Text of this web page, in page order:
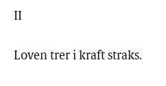
II
Loven trer i kraft straks.